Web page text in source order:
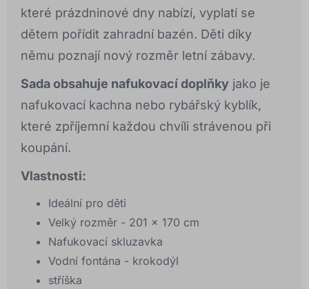
které prázdninové dny nabízí, vyplatí se
dětem pořídit zahradní bazén. Děti díky
němu poznají nový rozměr letní zábavy.
Sada obsahuje nafukovací doplňky jako je
nafukovací kachna nebo rybářský kyblík,
které zpříjemní každou chvíli strávenou při
koupání.
Vlastnosti:
Ideální pro děti
Velký rozměr - 201 x 170 cm
Nafukovací skluzavka
Vodní fontána - krokodýl
stříška